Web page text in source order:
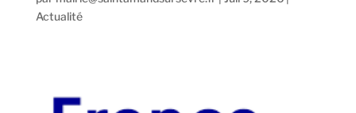
Actualité